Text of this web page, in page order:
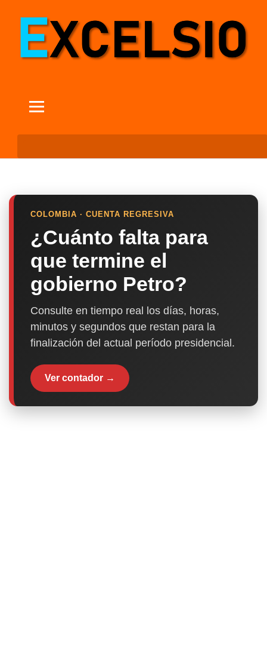
COLOMBIA · CUENTA REGRESIVA
¿Cuánto falta para
que termine el
gobierno Petro?
Consulte en tiempo real los días, horas,
minutos y segundos que restan para la
finalización del actual período presidencial.
Ver contador →